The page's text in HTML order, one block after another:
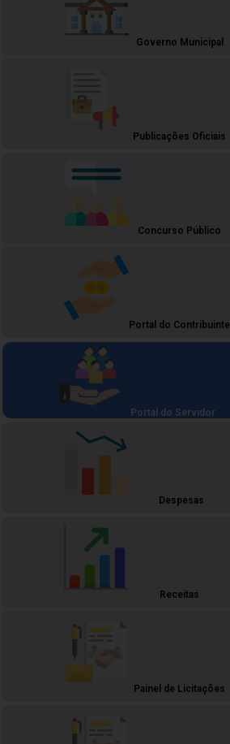
Governo Municipal
Publicações Oficiais
Concurso Público
Portal do Contribuinte
Portal do Servidor
Despesas
Receitas
Painel de Licitações